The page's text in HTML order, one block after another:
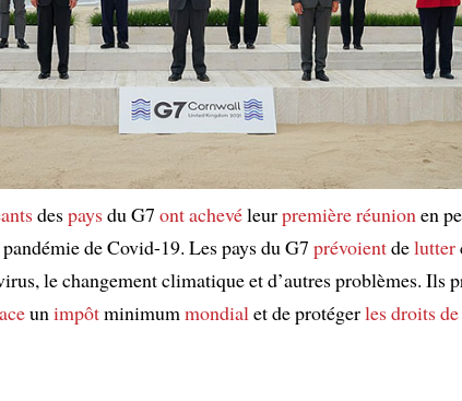
despaysdu G7 ont achevéleurpremièreréunion en
de Covid-19. Les pays du G7 prévoientdelutter
le changement climatique et d’autres problèmes. Ils
un impôtminimum mondial et de protégerles droits de